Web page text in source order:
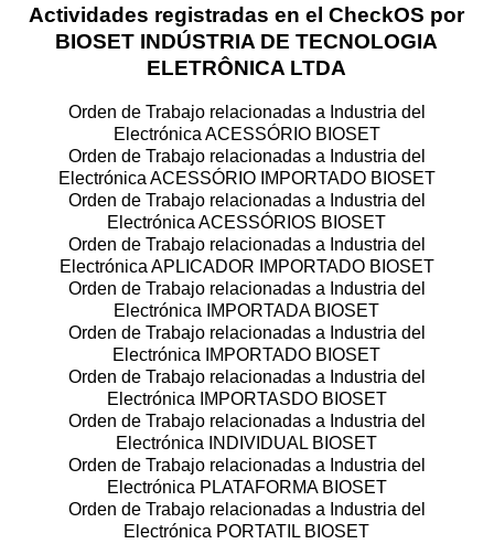
Actividades registradas en el CheckOS por
BIOSET INDÚSTRIA DE TECNOLOGIA
ELETRÔNICA LTDA
Orden de Trabajo relacionadas a Industria del
Electrónica ACESSÓRIO BIOSET
Orden de Trabajo relacionadas a Industria del
Electrónica ACESSÓRIO IMPORTADO BIOSET
Orden de Trabajo relacionadas a Industria del
Electrónica ACESSÓRIOS BIOSET
Orden de Trabajo relacionadas a Industria del
Electrónica APLICADOR IMPORTADO BIOSET
Orden de Trabajo relacionadas a Industria del
Electrónica IMPORTADA BIOSET
Orden de Trabajo relacionadas a Industria del
Electrónica IMPORTADO BIOSET
Orden de Trabajo relacionadas a Industria del
Electrónica IMPORTASDO BIOSET
Orden de Trabajo relacionadas a Industria del
Electrónica INDIVIDUAL BIOSET
Orden de Trabajo relacionadas a Industria del
Electrónica PLATAFORMA BIOSET
Orden de Trabajo relacionadas a Industria del
Electrónica PORTATIL BIOSET